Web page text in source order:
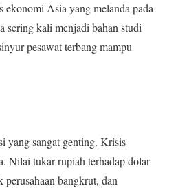
Asia yang melanda pada
sering kali menjadi bahan studi
pesawat terbang mampu
yang sangat genting. Krisis
Nilai tukar rupiah terhadap dolar
bangkrut, dan